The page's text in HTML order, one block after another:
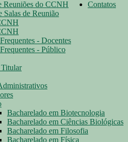
Reuniões do CCNH
Salas de Reunião
- Docentes
- Público
Bacharelado em Biotecnologia
Bacharelado em Ciências Biológicas
Bacharelado em Filosofia
Bacharelado em Física
Contatos